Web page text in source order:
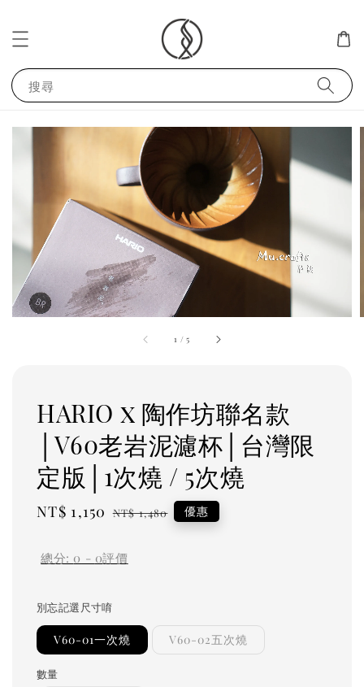
搜尋
1 /5
HARIO x 陶作坊聯名款
│V60老岩泥濾杯│台灣限
定版│1次燒 / 5次燒
Sale
NT$ 1,150 Regular
NT$ 1,480 優惠
總分: 0 - 0評價
別忘記選尺寸唷
V60-01一次燒 V60-02五次燒
數量